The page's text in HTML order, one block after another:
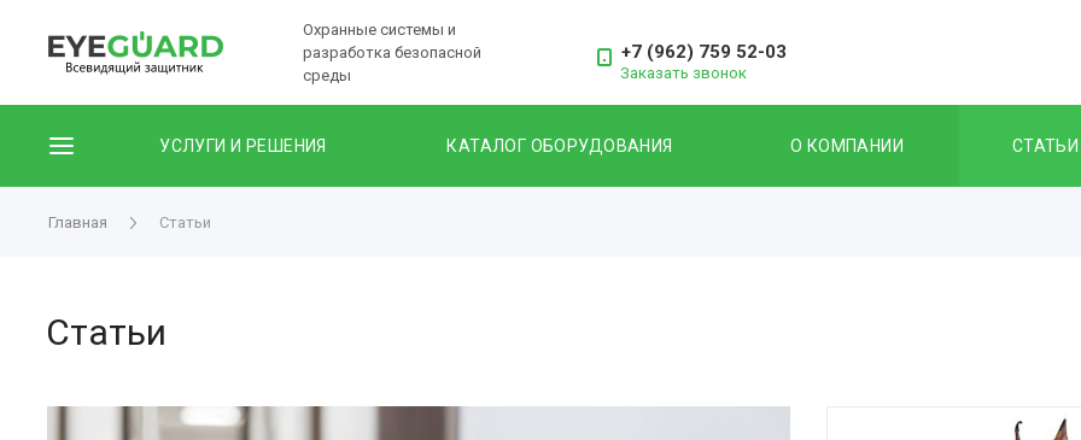
Охранные системы и
разработка безопасной
среды
+7 (962) 759 52-03
Заказать звонок
УСЛУГИ И РЕШЕНИЯ КАТАЛОГ ОБОРУДОВАНИЯ О КОМПАНИИ СТАТЬИ
Главная Статьи
Статьи